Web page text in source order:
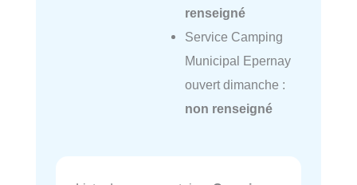
renseigné
Service Camping
Municipal Epernay
ouvert dimanche :
non renseigné